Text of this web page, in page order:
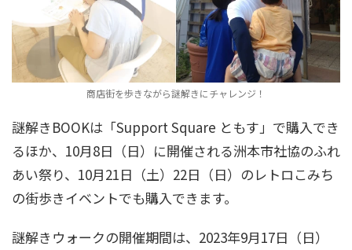
商店街を歩きながら謎解きにチャレンジ！
謎解きBOOKは「Support Square ともす」で購入でき
るほか、10月8日（日）に開催される洲本市社協のふれ
あい祭り、10月21日（土）22日（日）のレトロこみち
の街歩きイベントでも購入できます。
謎解きウォークの開催期間は、2023年9月17日（日）